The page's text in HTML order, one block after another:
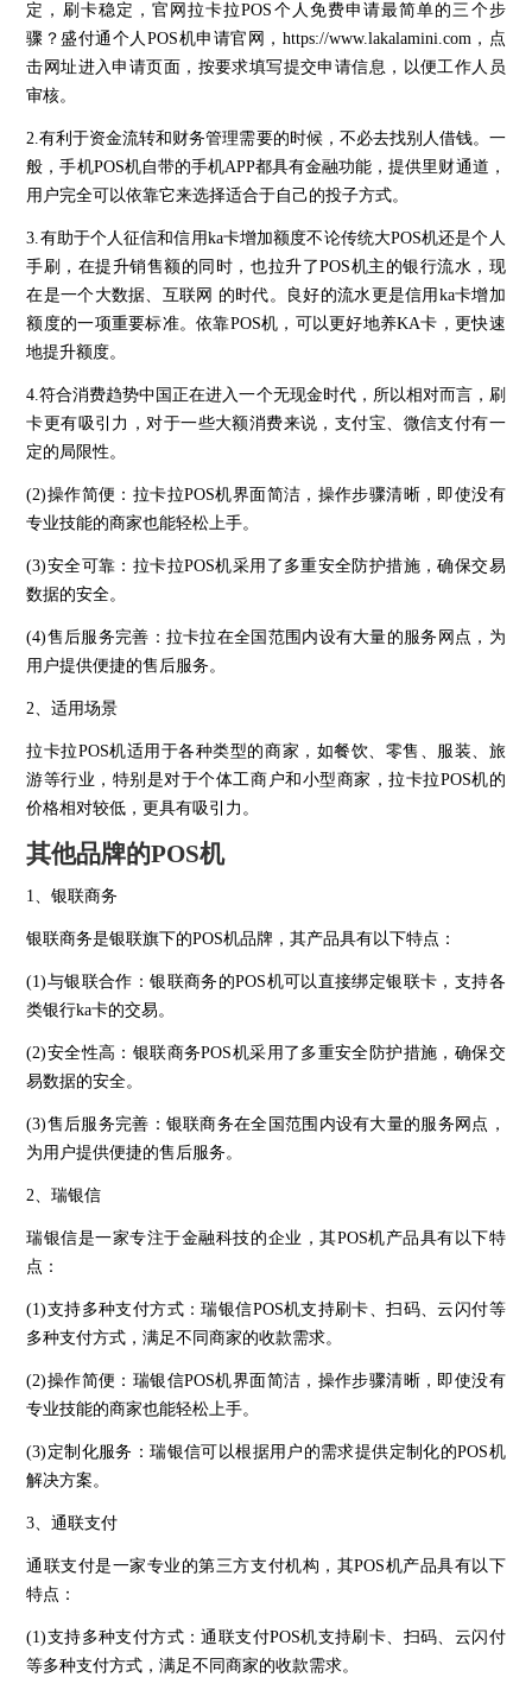
定，刷卡稳定，官网拉卡拉POS个人免费申请最简单的三个步
骤？盛付通个人POS机申请官网，https://www.lakalamini.com，点
击网址进入申请页面，按要求填写提交申请信息，以便工作人员
审核。
2.有利于资金流转和财务管理需要的时候，不必去找别人借钱。一
般，手机POS机自带的手机APP都具有金融功能，提供里财通道，
用户完全可以依靠它来选择适合于自己的投子方式。
3.有助于个人征信和信用ka卡增加额度不论传统大POS机还是个人
手刷，在提升销售额的同时，也拉升了POS机主的银行流水，现
在是一个大数据、互联网 的时代。良好的流水更是信用ka卡增加
额度的一项重要标准。依靠POS机，可以更好地养KA卡，更快速
地提升额度。
4.符合消费趋势中国正在进入一个无现金时代，所以相对而言，刷
卡更有吸引力，对于一些大额消费来说，支付宝、微信支付有一
定的局限性。
(2)操作简便：拉卡拉POS机界面简洁，操作步骤清晰，即使没有
专业技能的商家也能轻松上手。
(3)安全可靠：拉卡拉POS机采用了多重安全防护措施，确保交易
数据的安全。
(4)售后服务完善：拉卡拉在全国范围内设有大量的服务网点，为
用户提供便捷的售后服务。
2、适用场景
拉卡拉POS机适用于各种类型的商家，如餐饮、零售、服装、旅
游等行业，特别是对于个体工商户和小型商家，拉卡拉POS机的
价格相对较低，更具有吸引力。
其他品牌的POS机
1、银联商务
银联商务是银联旗下的POS机品牌，其产品具有以下特点：
(1)与银联合作：银联商务的POS机可以直接绑定银联卡，支持各
类银行ka卡的交易。
(2)安全性高：银联商务POS机采用了多重安全防护措施，确保交
易数据的安全。
(3)售后服务完善：银联商务在全国范围内设有大量的服务网点，
为用户提供便捷的售后服务。
2、瑞银信
瑞银信是一家专注于金融科技的企业，其POS机产品具有以下特
点：
(1)支持多种支付方式：瑞银信POS机支持刷卡、扫码、云闪付等
多种支付方式，满足不同商家的收款需求。
(2)操作简便：瑞银信POS机界面简洁，操作步骤清晰，即使没有
专业技能的商家也能轻松上手。
(3)定制化服务：瑞银信可以根据用户的需求提供定制化的POS机
解决方案。
3、通联支付
通联支付是一家专业的第三方支付机构，其POS机产品具有以下
特点：
(1)支持多种支付方式：通联支付POS机支持刷卡、扫码、云闪付
等多种支付方式，满足不同商家的收款需求。